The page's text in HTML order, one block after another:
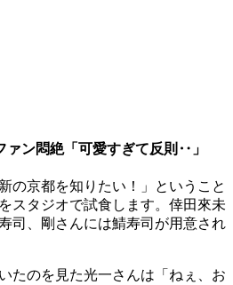
ァン悶絶「可愛すぎて反則‥」
の京都を知りたい！」ということ
スタジオで試食します。倖田來未
司、剛さんには鯖寿司が用意され
たのを見た光一さんは「ねぇ、お